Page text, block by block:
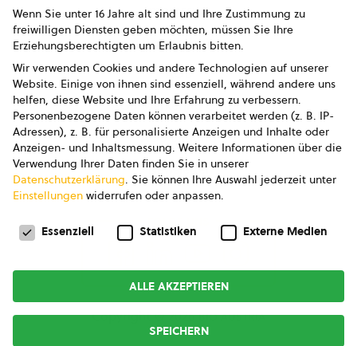
Impressum
Datenschutz
AGB
AGB Marketing GmbH
AGB Bildung
Newsletter
Copyright © 2026bio austria
Wenn Sie unter 16 Jahre alt sind und Ihre Zustimmung zu
freiwilligen Diensten geben möchten, müssen Sie Ihre
Erziehungsberechtigten um Erlaubnis bitten.
Wir verwenden Cookies und andere Technologien auf unserer
Website. Einige von ihnen sind essenziell, während andere uns
helfen, diese Website und Ihre Erfahrung zu verbessern.
Personenbezogene Daten können verarbeitet werden (z. B. IP-
Adressen), z. B. für personalisierte Anzeigen und Inhalte oder
Anzeigen- und Inhaltsmessung. Weitere Informationen über die
Verwendung Ihrer Daten finden Sie in unserer
Datenschutzerklärung. Sie können Ihre Auswahl jederzeit unter
Einstellungen widerrufen oder anpassen.
Datenschutzeinstellungen
Essenziell Statistiken Externe Medien
ALLE AKZEPTIEREN
SPEICHERN